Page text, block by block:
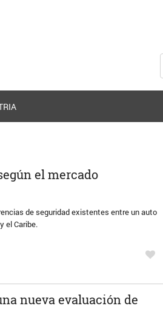
el mercado
de seguridad existentes entre un auto
el Caribe.
nueva evaluación de